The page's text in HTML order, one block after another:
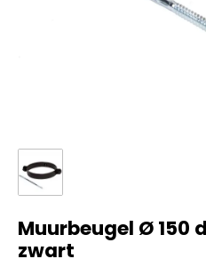
Muurbeugel Ø 150
zwart